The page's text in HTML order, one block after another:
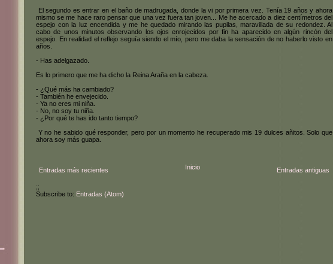
El segundo es entrar en el baño de madrugada, donde la vi por primera vez. Tenía 19 años y ahora
mismo se me hace raro pensar que una vez fuera tan joven... Me he acercado a diez centímetros del
espejo con la luz encendida y me he quedado mirando las pupilas, maravillada de su redondez. Al
cabo de unos minutos observando los ojos enrojecidos por fin ha aparecido en algún rincón del
espejo. En realidad el reflejo seguía siendo el mío, pero me daba la sensación de no haberlo visto en
años.
- Has adelgazado.
Es lo primero que me ha dicho la Reina Araña en la cabeza.
- ¿Qué más ha cambiado?
- También he envejecido.
- Ya no eres mi niña.
- No, no soy tu niña.
- ¿Por qué te has ido tanto tiempo?
Y no he sabido qué responder, pero por un momento he recuperado mis 19 dulces añitos. Solo que
ahora soy más guapa.
Entradas más recientes Entradas antiguas
Inicio
;;
Subscribe to: Entradas (Atom)